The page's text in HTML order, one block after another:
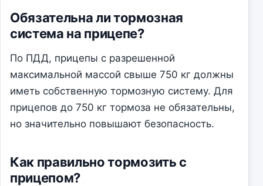
Обязательна ли тормозная
система на прицепе?
По ПДД, прицепы с разрешенной
максимальной массой свыше 750 кг должны
иметь собственную тормозную систему. Для
прицепов до 750 кг тормоза не обязательны,
но значительно повышают безопасность.
Как правильно тормозить с
прицепом?